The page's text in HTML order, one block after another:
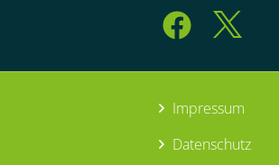
Impressum
Datenschutz